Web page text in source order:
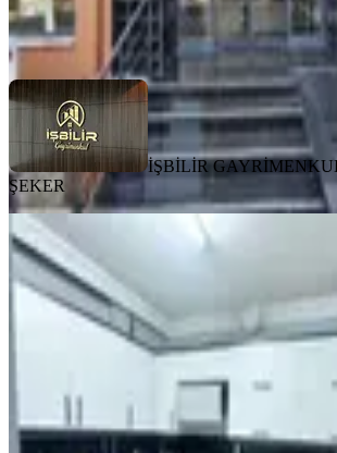
İŞBİLİR GAYRİMENKUL FUAT ŞEKER
Ara
İŞBİLİR
ŞEKER
KOMBİLİ
Adana Mavi Bulvar
Dondurma Civarı
Mutfaklı Doğal Gazlı
Seyhan, Yeşilyurt Mahallesi
165 m²·
3.190.000 ₺